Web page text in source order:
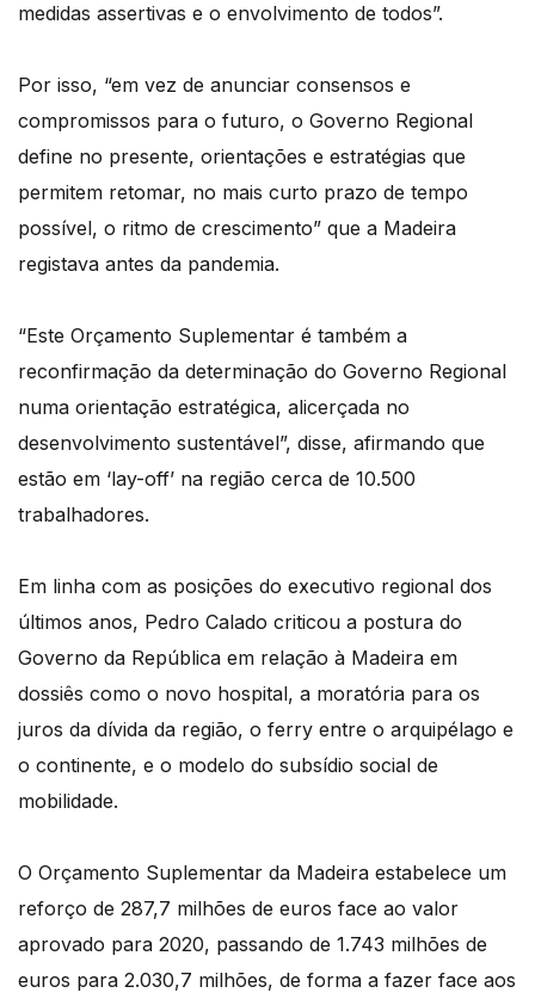
medidas assertivas e o envolvimento de todos”.
Por isso, “em vez de anunciar consensos e
compromissos para o futuro, o Governo Regional
define no presente, orientações e estratégias que
permitem retomar, no mais curto prazo de tempo
possível, o ritmo de crescimento” que a Madeira
registava antes da pandemia.
“Este Orçamento Suplementar é também a
reconfirmação da determinação do Governo Regional
numa orientação estratégica, alicerçada no
desenvolvimento sustentável”, disse, afirmando que
estão em ‘lay-off’ na região cerca de 10.500
trabalhadores.
Em linha com as posições do executivo regional dos
últimos anos, Pedro Calado criticou a postura do
Governo da República em relação à Madeira em
dossiês como o novo hospital, a moratória para os
juros da dívida da região, o ferry entre o arquipélago e
o continente, e o modelo do subsídio social de
mobilidade.
O Orçamento Suplementar da Madeira estabelece um
reforço de 287,7 milhões de euros face ao valor
aprovado para 2020, passando de 1.743 milhões de
euros para 2.030,7 milhões, de forma a fazer face aos